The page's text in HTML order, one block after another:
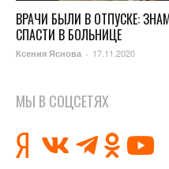
ВРАЧИ БЫЛИ В ОТПУСКЕ:
СПАСТИ В БОЛЬНИЦЕ
Ксения Яснова - 17.11.2020
МЫ В СОЦСЕТЯХ